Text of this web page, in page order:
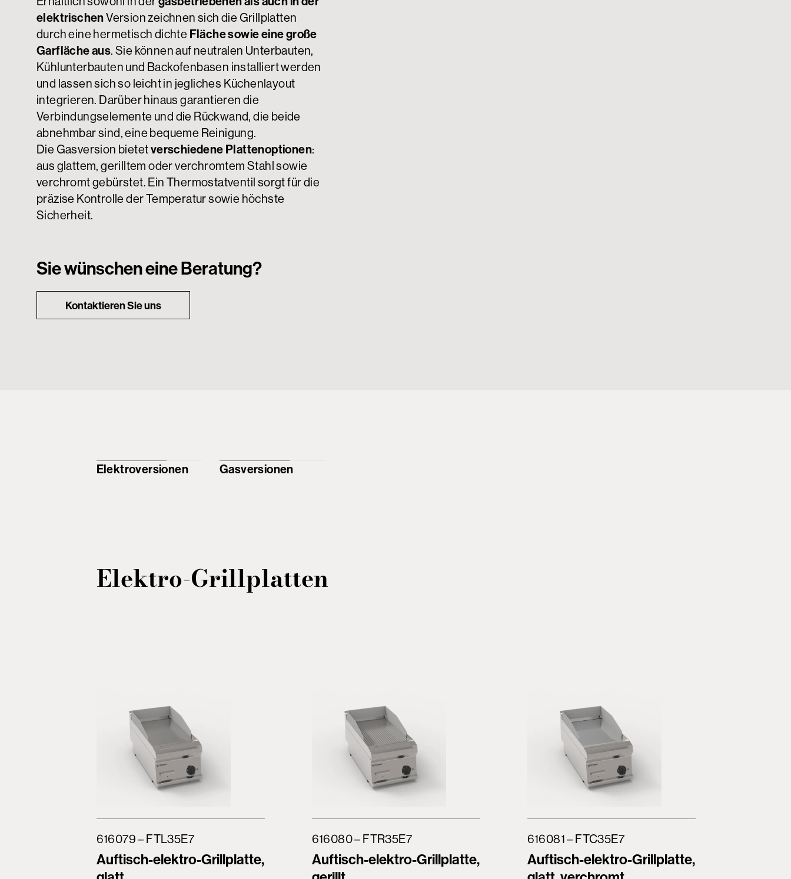
elektrischenVersion zeichnen sich die Grillplatten
durch eine hermetisch dichte Fläche sowie eine große
Garfläche aus. Sie können auf neutralen Unterbauten,
Kühlunterbauten und Backofenbasen installiert werden
und lassen sich so leicht in jegliches Küchenlayout
integrieren. Darüber hinaus garantieren die
Verbindungselemente und die Rückwand, die beide
abnehmbar sind, eine bequeme Reinigung.
Die Gasversion bietetverschiedene Plattenoptionen:
aus glattem, gerilltem oder verchromtem Stahl sowie
verchromt gebürstet. Ein Thermostatventil sorgt für die
präzise Kontrolle der Temperatur sowie höchste
Sicherheit.
Sie wünschen eine Beratung?
Kontaktieren Sie uns
Elektroversionen Gasversionen
Elektro-Grillplatten
Auftisch-elektro-Grillplatte,
616079 – FTL35E7
Auftisch-elektro-Grillplatte,
616080 – FTR35E7
Auftisch-elektro-Grillplatte,
616081 – FTC35E7